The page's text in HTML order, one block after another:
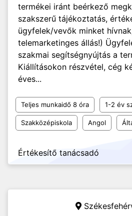
termékei iránt beérkező
szakszerű tájékoztatás,
ügyfelek/vevők minket
telemarketinges állás!)
szakmai segítségnyújtás a
Kiállításokon részvétel, cég
éves...
Teljes munkaidő 8 óra 1-2 év
Szakközépiskola Angol
Értékesítő tanácsadó